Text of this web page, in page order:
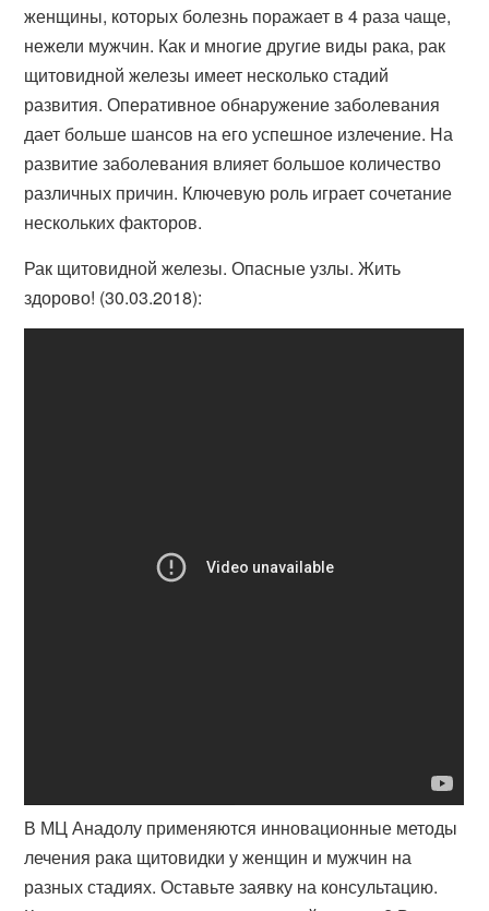
женщины, которых болезнь поражает в 4 раза чаще,
нежели мужчин. Как и многие другие виды рака, рак
щитовидной железы имеет несколько стадий
развития. Оперативное обнаружение заболевания
дает больше шансов на его успешное излечение. На
развитие заболевания влияет большое количество
различных причин. Ключевую роль играет сочетание
нескольких факторов.
Рак щитовидной железы. Опасные узлы. Жить
здорово! (30.03.2018):
В МЦ Анадолу применяются инновационные методы
лечения рака щитовидки у женщин и мужчин на
разных стадиях. Оставьте заявку на консультацию.